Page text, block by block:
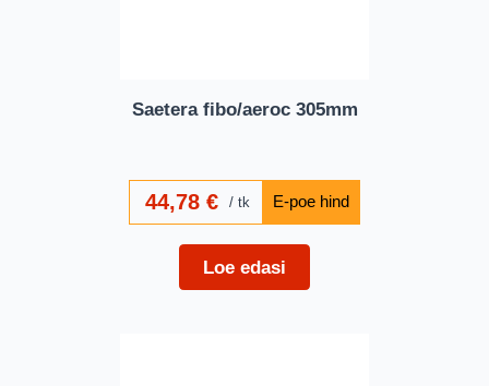
Saetera fibo/aeroc 305mm
44,78 € tk
Loe edasi